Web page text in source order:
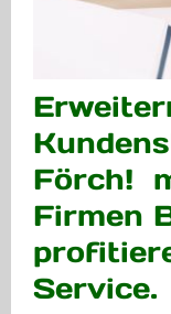
Förch!
Firmen
Service.